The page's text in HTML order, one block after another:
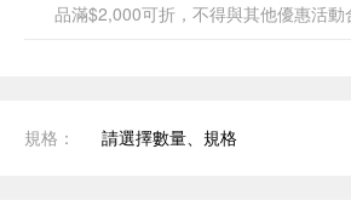
品滿$2,000可折，不得與其他優惠活動
規格： 請選擇數量、規格